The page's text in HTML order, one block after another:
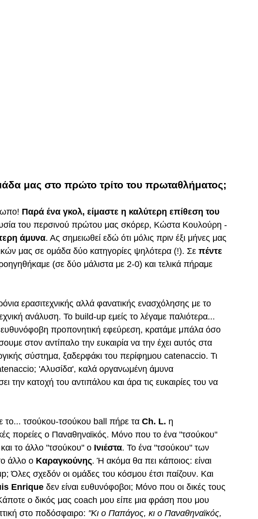
μας στο πρώτο τρίτο του πρωταθλήματος;
Παρά ένα γκολ, είμαστε η καλύτερη επίθεση του
του περσινού πρώτου μας σκόρερ, Κώστα Κουλούρη -
άμυνα. Ας σημειωθεί εδώ ότι μόλις πριν έξι μήνες μας
μας σε ομάδα δύο κατηγορίες ψηλότερα (!). Σε πέντε
(σε δύο μάλιστα με 2-0) και τελικά πήραμε
ερασιτεχνικής αλλά φανατικής ενασχόλησης με το
ανάλυση. Το build-up εμείς το λέγαμε παλιότερα...
προπονητική εφεύρεση, κρατάμε μπάλα όσο
στον αντίπαλο την ευκαιρία να την έχει αυτός στα
σύστημα, ξαδερφάκι του περίφημου catenaccio. Τι
'Αλυσίδα', καλά οργανωμένη άμυνα
την κατοχή του αντιπάλου και άρα τις ευκαιρίες του να
το... τσούκου-τσούκου ball πήρε τα Ch. L. η
πορείες ο Παναθηναϊκός. Μόνο που το ένα "τσούκου"
και το άλλο "τσούκου" ο Ινιέστα. Το ένα "τσούκου" των
άλλο ο Καραγκούνης. Ή ακόμα θα πει κάποιος: είναι
Όλες σχεδόν οι ομάδες του κόσμου έτσι παίζουν. Και
Enrique δεν είναι ευθυνόφοβοι; Μόνο που οι δικές τους
ο δικός μας coach μου είπε μια φράση που μου
στο ποδόσφαιρο: "Κι ο Παπάγος, κι ο Παναθηναϊκός,